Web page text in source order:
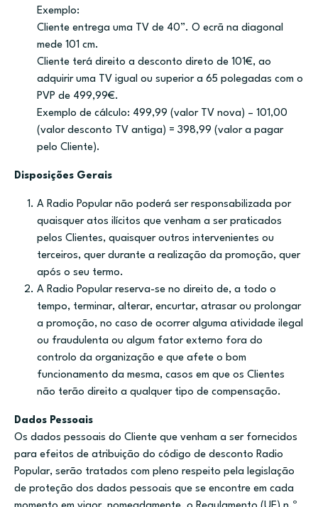
Exemplo:
Cliente entrega uma TV de 40”. O ecrã na diagonal
mede 101 cm.
Cliente terá direito a desconto direto de 101€, ao
adquirir uma TV igual ou superior a 65 polegadas com o
PVP de 499,99€.
Exemplo de cálculo: 499,99 (valor TV nova) – 101,00
(valor desconto TV antiga) = 398,99 (valor a pagar
pelo Cliente).
Disposições Gerais
A Radio Popular não poderá ser responsabilizada por
quaisquer atos ilícitos que venham a ser praticados
pelos Clientes, quaisquer outros intervenientes ou
terceiros, quer durante a realização da promoção, quer
após o seu termo.
A Radio Popular reserva-se no direito de, a todo o
tempo, terminar, alterar, encurtar, atrasar ou prolongar
a promoção, no caso de ocorrer alguma atividade ilegal
ou fraudulenta ou algum fator externo fora do
controlo da organização e que afete o bom
funcionamento da mesma, casos em que os Clientes
não terão direito a qualquer tipo de compensação.
Dados Pessoais
Os dados pessoais do Cliente que venham a ser fornecidos
para efeitos de atribuição do código de desconto Radio
Popular, serão tratados com pleno respeito pela legislação
de proteção dos dados pessoais que se encontre em cada